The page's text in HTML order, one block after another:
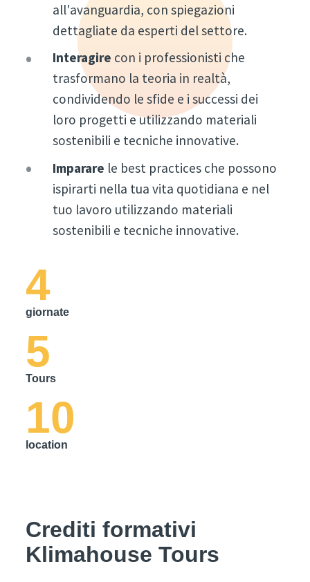
all'avanguardia, con spiegazioni
dettagliate da esperti del settore.
Interagire con i professionisti che
trasformano la teoria in realtà,
condividendo le sfide e i successi dei
loro progetti e utilizzando materiali
sostenibili e tecniche innovative.
Imparare le best practices che possono
ispirarti nella tua vita quotidiana e nel
tuo lavoro utilizzando materiali
sostenibili e tecniche innovative.
4
giornate
5
Tours
10
location
Crediti formativi
Klimahouse Tours